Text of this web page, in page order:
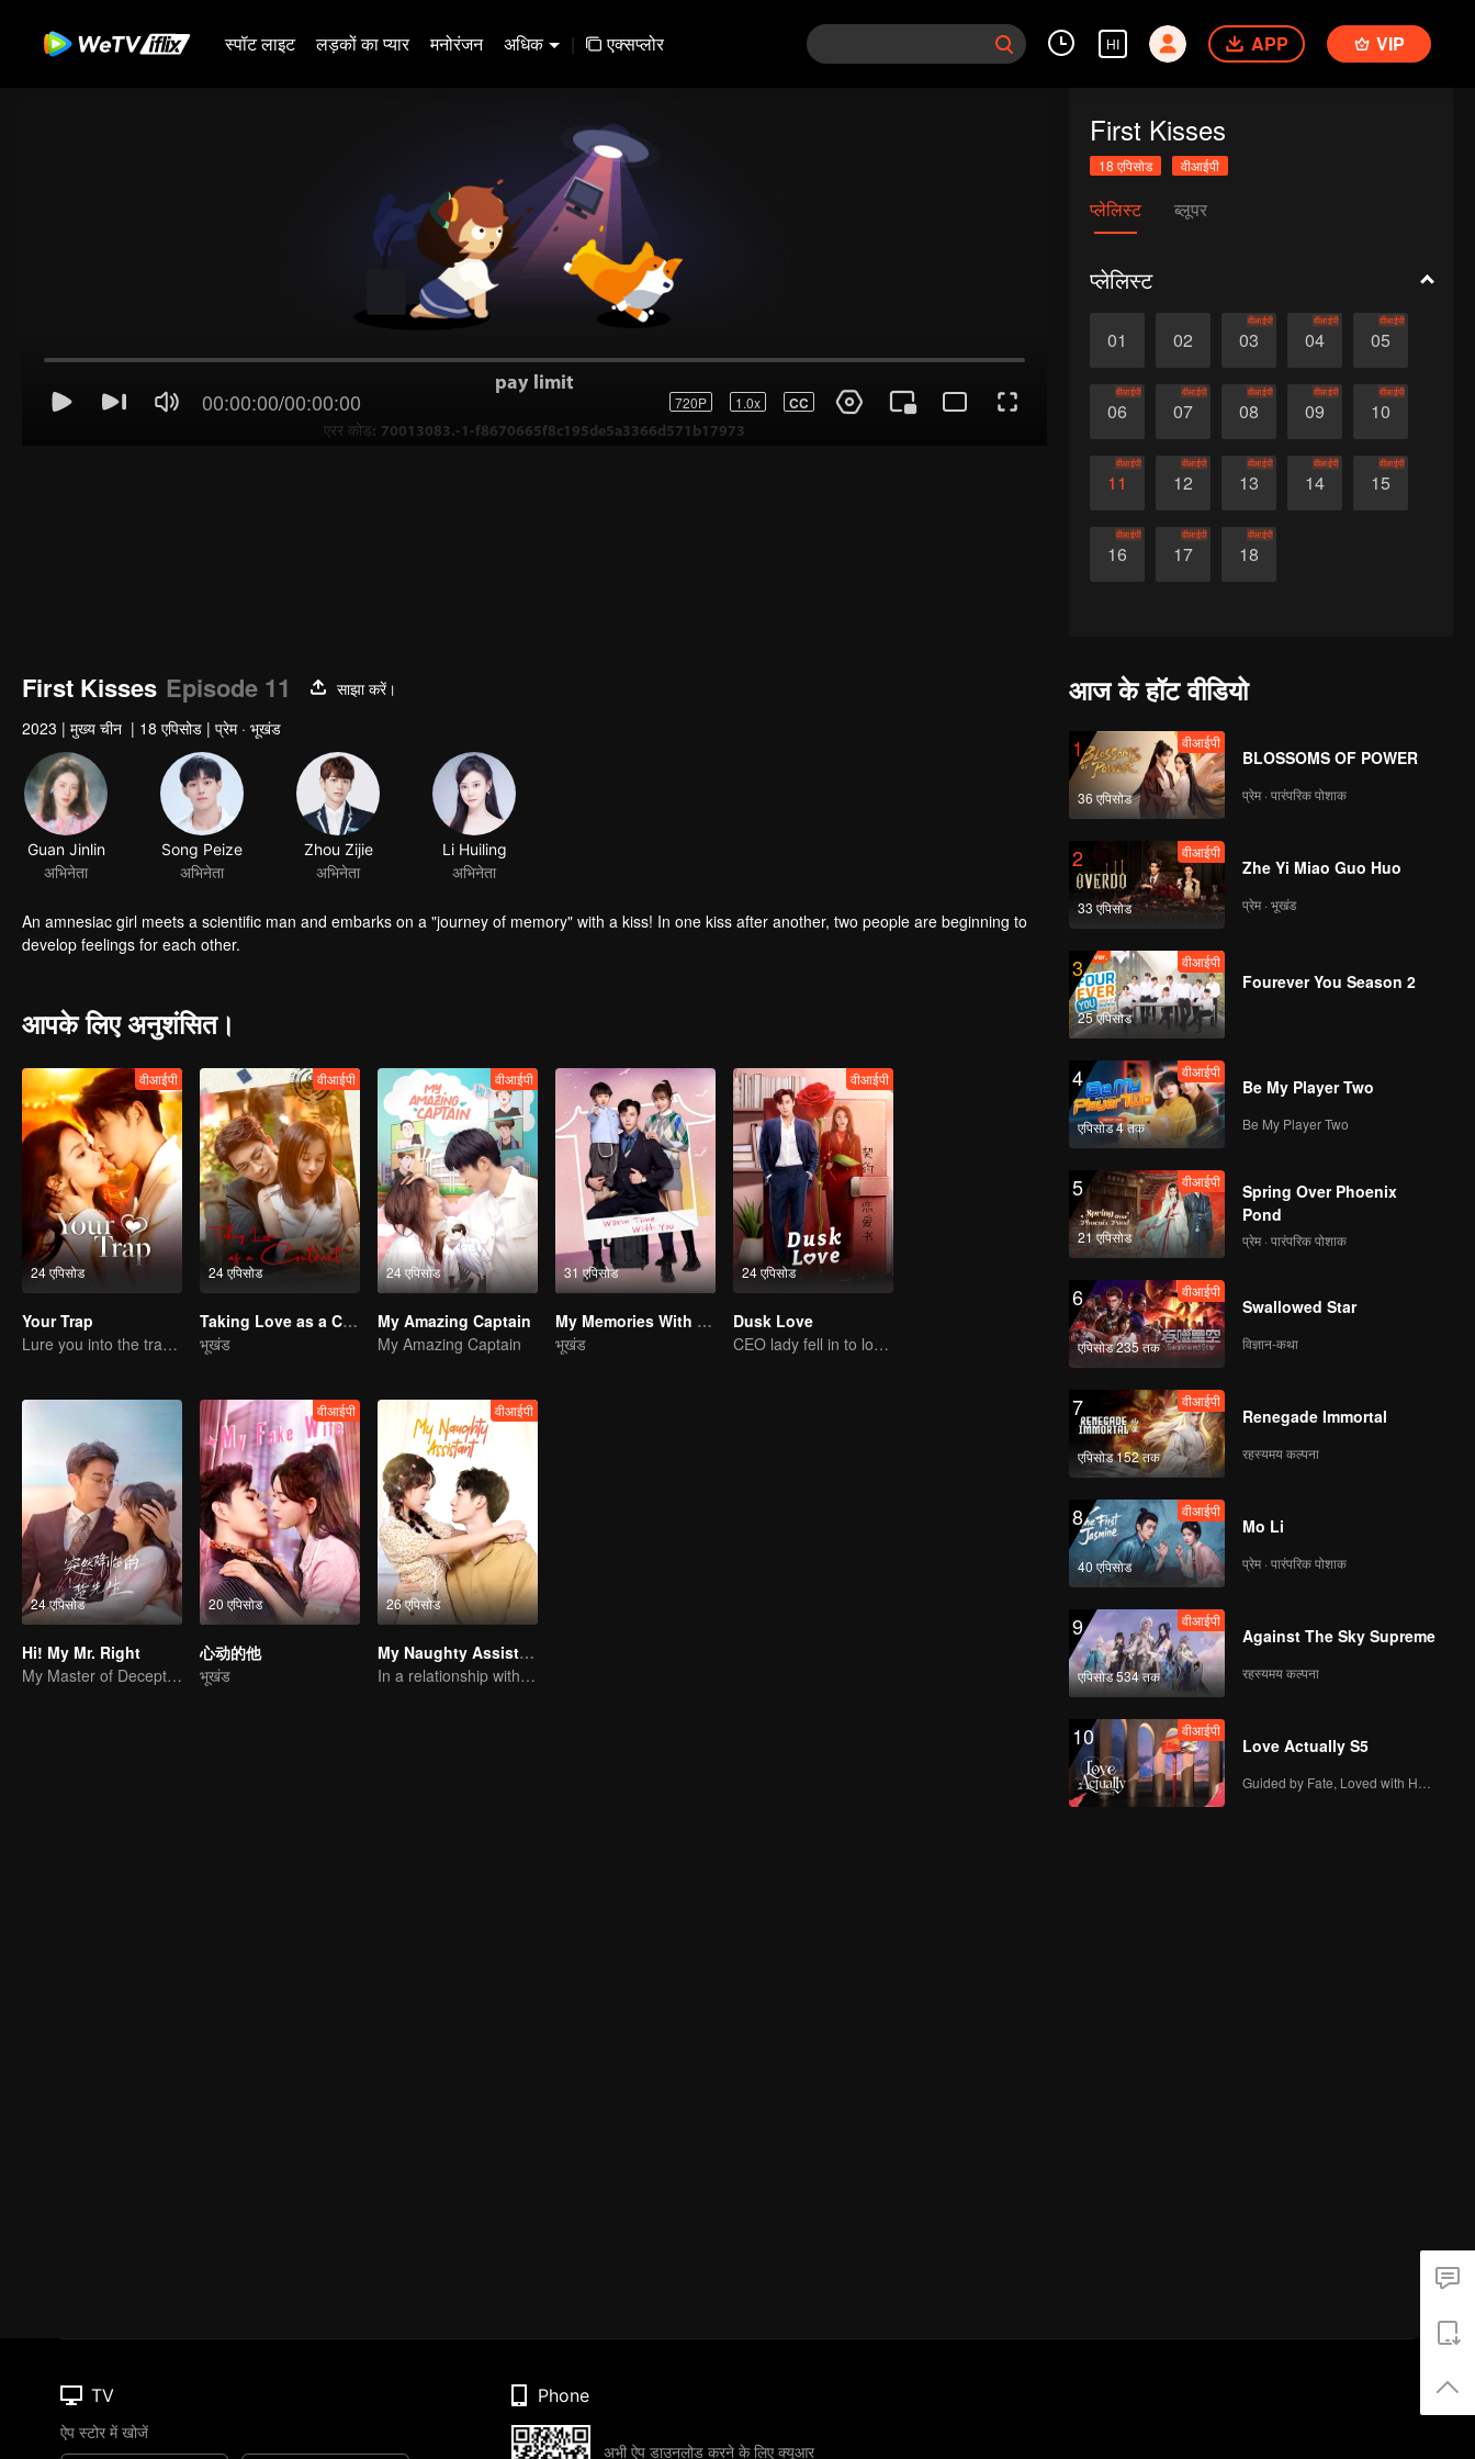
स्पॉट लाइट लड़कों का प्यार मनोरंजन अधिक | एक्सप्लोर HI APP VIP
pay limit
एरर कोड: 70013083.-1-f8670665f8c195de5a3366d571b17973
00:00:00/00:00:00 720P 1.0x CC
First Kisses
18 एपिसोड वीआईपी
प्लेलिस्ट ब्लूपर
प्लेलिस्ट
01 02 03
वीआईपी
04
वीआईपी
05
वीआईपी
06
वीआईपी
07
वीआईपी
08
वीआईपी
09
वीआईपी
10
वीआईपी
11
वीआईपी
12
वीआईपी
13
वीआईपी
14
वीआईपी
15
वीआईपी
16
वीआईपी
17
वीआईपी
18
वीआईपी
First Kisses Episode 11
साझा करें।
2023 | मुख्य चीन | 18 एपिसोड | प्रेम · भूखंड
Guan Jinlin
अभिनेता
Song Peize
अभिनेता
Zhou Zijie
अभिनेता
Li Huiling
अभिनेता
An amnesiac girl meets a scientific man and embarks on a "journey of memory" with a kiss! In one kiss after another, two people are beginning to
develop feelings for each other.
आपके लिए अनुशंसित।
24 एपिसोड
वीआईपी
Your Trap
Lure you into the trap with love as bait
24 एपिसोड
वीआईपी
Taking Love as a Contract
भूखंड
24 एपिसोड
वीआईपी
My Amazing Captain
My Amazing Captain
31 एपिसोड
My Memories With You
भूखंड
24 एपिसोड
वीआईपी
Dusk Love
CEO lady fell in to love contract
24 एपिसोड
Hi! My Mr. Right
My Master of Deception Girlfriend
20 एपिसोड
वीआईपी
心动的他
भूखंड
26 एपिसोड
वीआईपी
My Naughty Assistant
In a relationship with an idol
आज के हॉट वीडियो
1
36 एपिसोड
वीआईपी
BLOSSOMS OF POWER
प्रेम · पारंपरिक पोशाक
2
33 एपिसोड
वीआईपी
Zhe Yi Miao Guo Huo
प्रेम · भूखंड
3
25 एपिसोड
वीआईपी
Fourever You Season 2
4
एपिसोड 4 तक
वीआईपी
Be My Player Two
Be My Player Two
5
21 एपिसोड
वीआईपी
Spring Over Phoenix
Pond
प्रेम · पारंपरिक पोशाक
6
एपिसोड 235 तक
वीआईपी
Swallowed Star
विज्ञान-कथा
7
एपिसोड 152 तक
वीआईपी
Renegade Immortal
रहस्यमय कल्पना
8
40 एपिसोड
वीआईपी
Mo Li
प्रेम · पारंपरिक पोशाक
9
एपिसोड 534 तक
वीआईपी
Against The Sky Supreme
रहस्यमय कल्पना
10 वीआईपी
Love Actually S5
TV
ऐप स्टोर में खोजें
Phone
अभी ऐप डाउनलोड करने के लिए क्यूआर